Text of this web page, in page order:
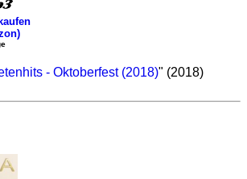
- Oktoberfest (2018)" (2018)